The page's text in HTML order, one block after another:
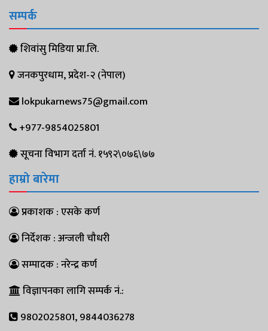
सम्पर्क
शिवांसु मिडिया प्रा.लि.
जनकपुरधाम, प्रदेश-२ (नेपाल)
lokpukarnews75@gmail.com
+977-9854025801
सूचना विभाग दर्ता नं. १५९२\०७६\७७
हाम्रो बारेमा
प्रकाशक : एसके कर्ण
निर्देशक : अन्जली चौधरी
सम्पादक : नरेन्द्र कर्ण
विज्ञापनका लागि सम्पर्क नं.:
9802025801, 9844036278